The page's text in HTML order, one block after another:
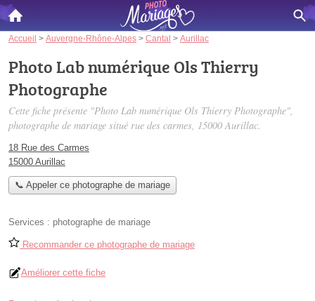
Accueil > Auvergne-Rhône-Alpes > Cantal > Aurillac
Photo Lab numérique Ols Thierry
Photographe
Cette fiche présente "Photo Lab numérique Ols Thierry Photographe",
photographe de mariage situé rue des carmes, 15000 Aurillac.
18 Rue des Carmes
15000 Aurillac
📞 Appeler ce photographe de mariage
Services : photographe de mariage
Recommander ce photographe de mariage
Améliorer cette fiche